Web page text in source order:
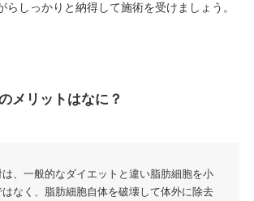
らしっかりと納得して施術を受けましょう。
メリットはなに？
は、一般的なダイエットと違い脂肪細胞を小
はなく、脂肪細胞自体を破壊して体外に除去